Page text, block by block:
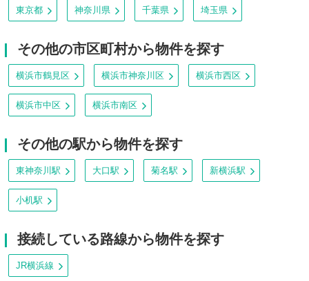
東京都 神奈川県 千葉県 埼玉県
その他の市区町村から物件を探す
横浜市鶴見区 横浜市神奈川区 横浜市西区
横浜市中区 横浜市南区
その他の駅から物件を探す
東神奈川駅 大口駅 菊名駅 新横浜駅
小机駅
接続している路線から物件を探す
JR横浜線